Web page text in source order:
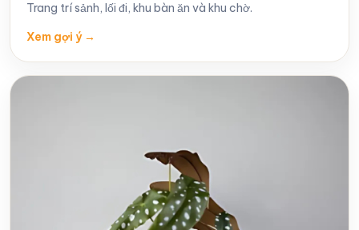
Trang trí sảnh, lối đi, khu bàn ăn và khu chờ.
Xem gợi ý →